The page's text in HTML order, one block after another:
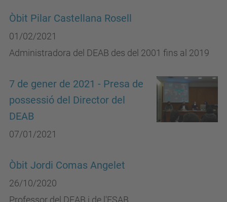
Òbit Pilar Castellana Rosell
01/02/2021
Administradora del DEAB des del 2001 fins al 2019
7 de gener de 2021 - Presa de
possessió del Director del
DEAB
07/01/2021
Òbit Jordi Comas Angelet
26/10/2020
Professor del DEAB i de l'ESAB